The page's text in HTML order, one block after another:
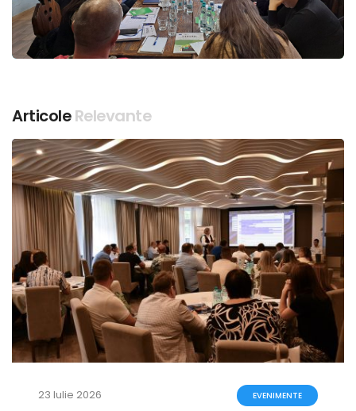
ArticoleRelevante
23 Iulie 2026 EVENIMENTE